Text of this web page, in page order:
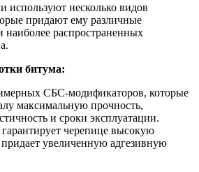
используют несколько видов
придают ему различные
наиболее распространенных
битума:
СБС-модификаторов, которые
максимальную прочность,
и сроки эксплуатации.
черепице высокую
придает увеличенную адгезивную